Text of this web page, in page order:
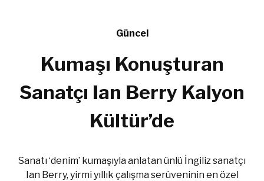
Güncel
Kumaşı Konuşturan
Sanatçı Ian Berry Kalyon
Kültür’de
Sanatı ‘denim’ kumaşıyla anlatan ünlü İngiliz sanatçı
Ian Berry, yirmi yıllık çalışma serüveninin en özel